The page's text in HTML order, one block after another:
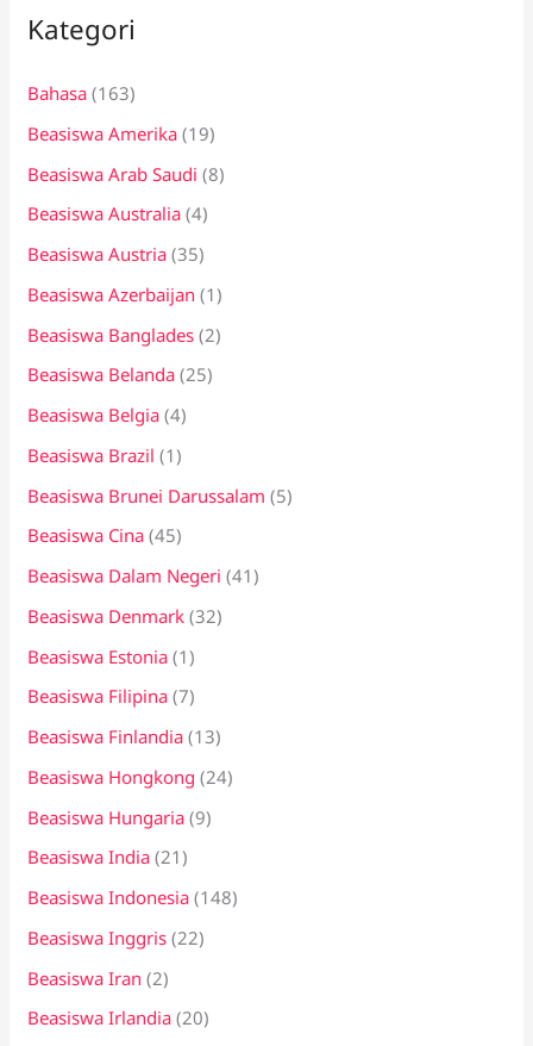
u
t
u
k
:
Kategori
Bahasa (163)
Beasiswa Amerika (19)
Beasiswa Arab Saudi (8)
Beasiswa Australia (4)
Beasiswa Austria (35)
Beasiswa Azerbaijan (1)
Beasiswa Banglades (2)
Beasiswa Belanda (25)
Beasiswa Belgia (4)
Beasiswa Brazil (1)
Beasiswa Brunei Darussalam (5)
Beasiswa Cina (45)
Beasiswa Dalam Negeri (41)
Beasiswa Denmark (32)
Beasiswa Estonia (1)
Beasiswa Filipina (7)
Beasiswa Finlandia (13)
Beasiswa Hongkong (24)
Beasiswa Hungaria (9)
Beasiswa India (21)
Beasiswa Indonesia (148)
Beasiswa Inggris (22)
Beasiswa Iran (2)
Beasiswa Irlandia (20)